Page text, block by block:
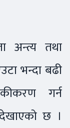
अन्त्य तथा
भन्दा बढी
गर्न
छ ।